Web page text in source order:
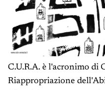
C.U.R.A. è l'acronimo di
Riappropriazione